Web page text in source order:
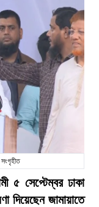
৫ সেপ্টেম্বর ঢাকা
দিয়েছেন জামায়াতে